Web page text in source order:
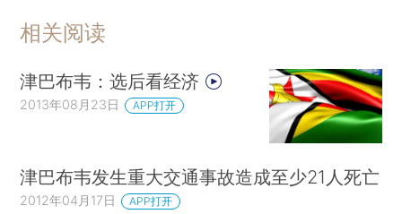
相关阅读
津巴布韦：选后看经济
2013年08月23日 APP打开
津巴布韦发生重大交通事故造成至少21人死亡
2012年04月17日 APP打开